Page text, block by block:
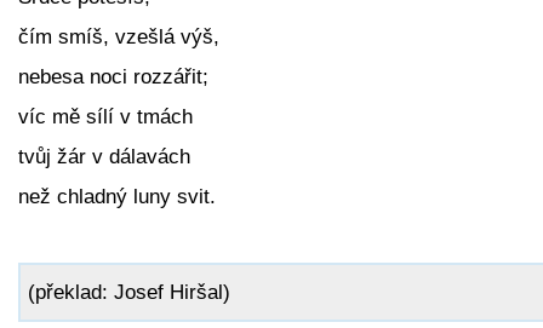
čím smíš, vzešlá výš,
nebesa noci rozzářit;
víc mě sílí v tmách
tvůj žár v dálavách
než chladný luny svit.
(překlad: Josef Hiršal)